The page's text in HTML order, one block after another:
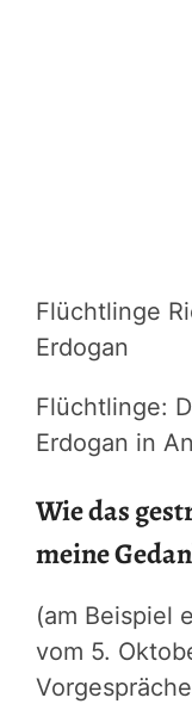
Flüchtlinge
Erdogan
Flüchtlinge:
Erdogan in
Wie das
meine
(am Beispiel
vom 5.